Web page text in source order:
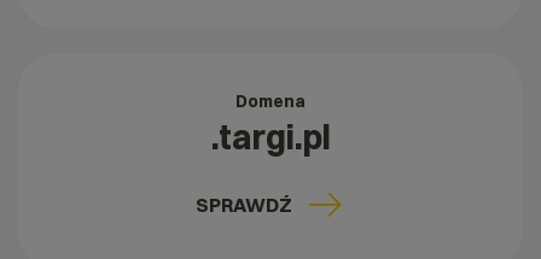
Domena
.targi.pl
SPRAWDŹ